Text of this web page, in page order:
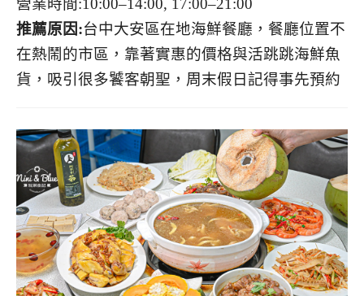
營業時間:10:00–14:00, 17:00–21:00
推薦原因:台中大安區在地海鮮餐廳，餐廳位置不
在熱鬧的市區，靠著實惠的價格與活跳跳海鮮魚
貨，吸引很多饕客朝聖，周末假日記得事先預約